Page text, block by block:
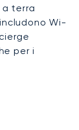
a terra
Wi-
per i